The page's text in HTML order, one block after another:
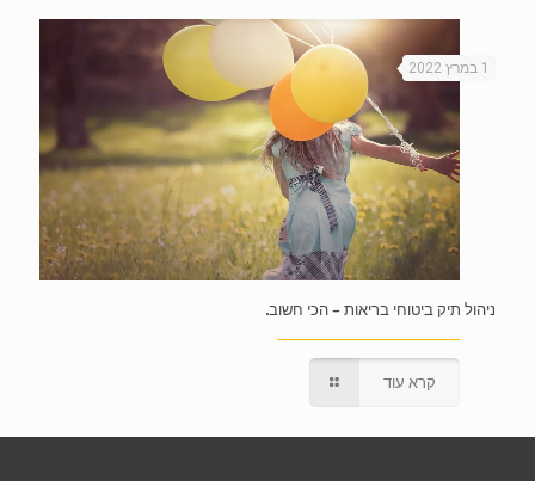
1 במרץ 2022
ניהול תיק ביטוחי בריאות – הכי חשוב.
קרא עוד